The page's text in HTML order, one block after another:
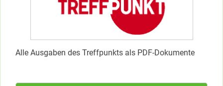
Alle Ausgaben des Treffpunkts als PDF-Dokumente